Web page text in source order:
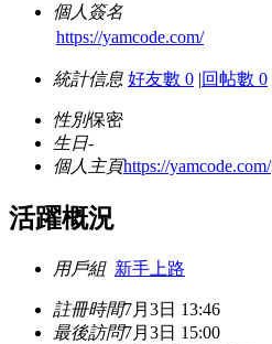
個人簽名
https://yamcode.com/
統計信息 好友數 0 |回帖數 0
性別保密
生日-
個人主頁https://yamcode.com/
活躍概況
用戶組 新手上路
註冊時間7月3日 13:46
最後訪問7月3日 15:00